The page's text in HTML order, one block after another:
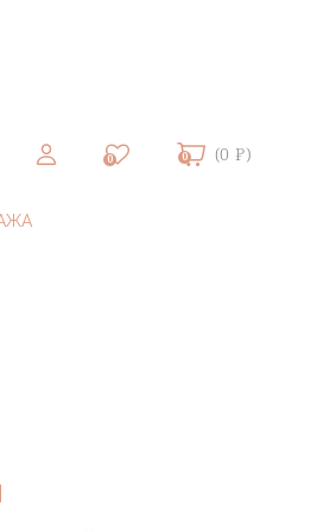
0 0 (0 ₽)